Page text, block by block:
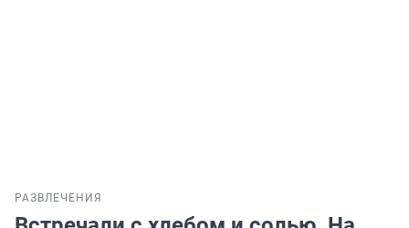
РАЗВЛЕЧЕНИЯ